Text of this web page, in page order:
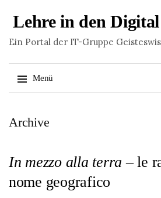
Lehre in den
Ein Portal der IT-Gruppe
Menü
zum
Archive
In mezzo alla terra – le
nome geografico